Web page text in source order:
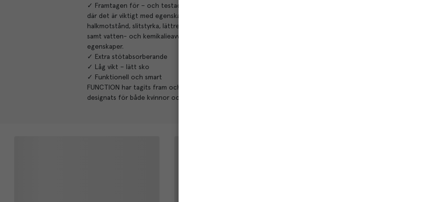
✓ Framtagen för – och testad i – köksmiljö
där det är viktigt med egenskaper som
halkmotstånd, slitstyrka, lättrengjord
samt vatten- och kemikalieavvisande
egenskaper.
✓ Extra stötabsorberande
✓ Låg vikt – lätt sko
✓ Funktionell och smart
FUNCTION har tagits fram och
designats för både kvinnor och män.